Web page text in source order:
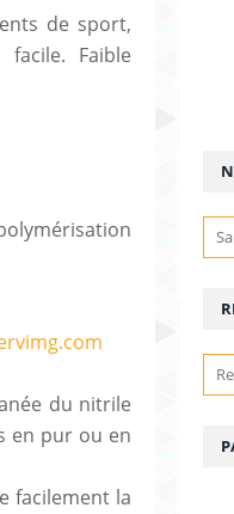
de sport,
Faible
du nitrile
en pur ou en
facilement la